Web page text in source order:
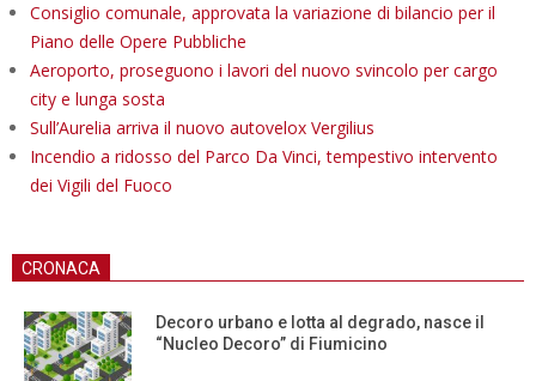
Consiglio comunale, approvata la variazione di bilancio per il
Piano delle Opere Pubbliche
Aeroporto, proseguono i lavori del nuovo svincolo per cargo
city e lunga sosta
Sull’Aurelia arriva il nuovo autovelox Vergilius
Incendio a ridosso del Parco Da Vinci, tempestivo intervento
dei Vigili del Fuoco
CRONACA
Decoro urbano e lotta al degrado, nasce il
“Nucleo Decoro” di Fiumicino